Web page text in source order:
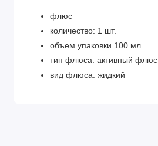
флюс
количество: 1 шт.
объем упаковки 100 мл
тип флюса: активный флюс
вид флюса: жидкий